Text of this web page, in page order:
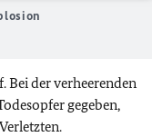
Bei der verheerenden
gegeben,